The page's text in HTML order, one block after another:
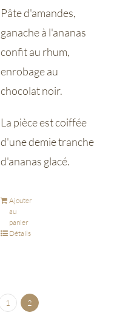
Pâte d'amandes,
ganache à l'ananas
confit au rhum,
enrobage au
chocolat noir.
La pièce est coiffée
d'une demie tranche
d'ananas glacé.
Ajouter
au
panier
Détails
1 2